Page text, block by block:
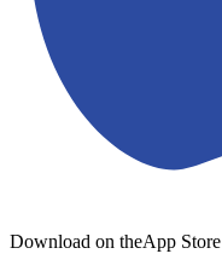
Download on theApp Store